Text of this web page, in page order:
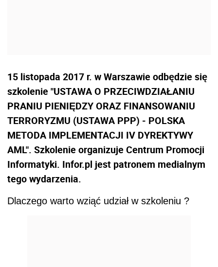
15 listopada 2017 r. w Warszawie odbędzie się
szkolenie "USTAWA O PRZECIWDZIAŁANIU
PRANIU PIENIĘDZY ORAZ FINANSOWANIU
TERRORYZMU (USTAWA PPP) - POLSKA
METODA IMPLEMENTACJI IV DYREKTYWY
AML". Szkolenie organizuje Centrum Promocji
Informatyki. Infor.pl jest patronem medialnym
tego wydarzenia.
Dlaczego warto wziąć udział w szkoleniu ?